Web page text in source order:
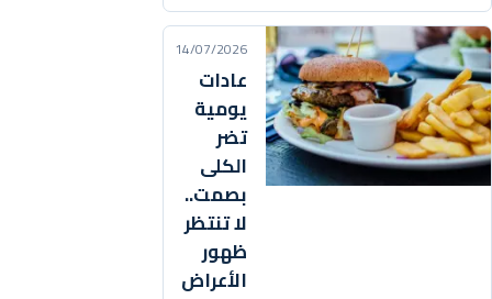
14/07/2026
عادات
يومية
تضر
الكلى
بصمت..
لا تنتظر
ظهور
الأعراض